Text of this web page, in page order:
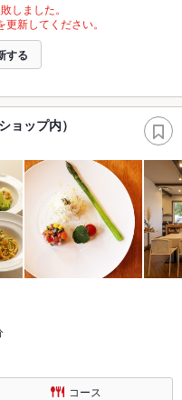
しました。
新してください。
する
ップ内）
コース